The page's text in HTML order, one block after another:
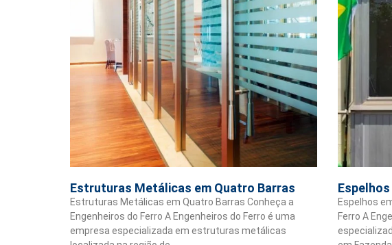
Estruturas Metálicas em Quatro Barras
Estruturas Metálicas em Quatro Barras Conheça a
Engenheiros do Ferro A Engenheiros do Ferro é uma
empresa especializada em estruturas metálicas
Espelhos
Ferro A